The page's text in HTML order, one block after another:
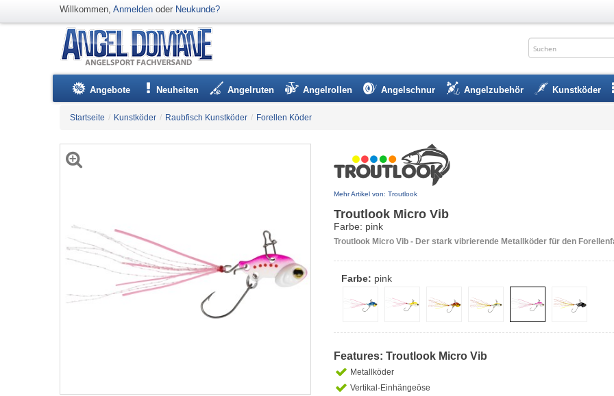
Willkommen, Anmelden oder Neukunde?
Angebote Neuheiten Angelruten Angelrollen Angelschnur Angelzubehör Kunstköder
Startseite / Kunstköder / Raubfisch Kunstköder / Forellen Köder
Mehr Artikel von: Troutlook
Troutlook Micro Vib
Farbe: pink
Troutlook Micro Vib - Der stark vibrierende Metallköder für den
Farbe: pink
Features: Troutlook Micro Vib
Metallköder
Vertikal-Einhängeöse